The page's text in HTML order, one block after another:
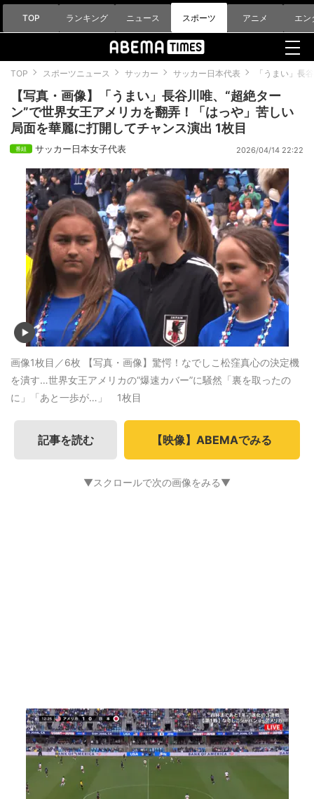
TOP ランキング ニュース スポーツ アニメ エン
TOP スポーツニュース サッカー サッカー日本代表 「うまい」長
【写真・画像】「うまい」長谷川唯、“超絶ター
ン”で世界女王アメリカを翻弄！「はっや」苦しい
局面を華麗に打開してチャンス演出 1枚目
サッカー日本女子代表 2026/04/14 22:22
画像1枚目／6枚 【写真・画像】驚愕！なでしこ松窪真心の決定機
を潰す…世界女王アメリカの“爆速カバー”に騒然「裏を取ったの
に」「あと一歩が…」 1枚目
記事を読む 【映像】ABEMAでみる
▼スクロールで次の画像をみる▼